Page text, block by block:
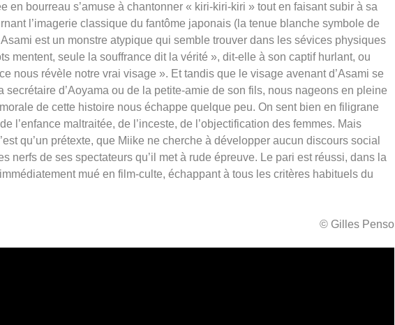
en bourreau s’amuse à chantonner « kiri-kiri-kiri » tout en faisant subir à sa
l’imagerie classique du fantôme japonais (la tenue blanche symbole de
est un monstre atypique qui semble trouver dans les sévices physiques
mentent, seule la souffrance dit la vérité », dit-elle à son captif hurlant, ou
nous révèle notre vrai visage ». Et tandis que le visage avenant d’Asami se
secrétaire d’Aoyama ou de la petite-amie de son fils, nous nageons en pleine
de cette histoire nous échappe quelque peu. On sent bien en filigrane
l’enfance maltraitée, de l’inceste, de l’objectification des femmes. Mais
qu’un prétexte, que Miike ne cherche à développer aucun discours social
nerfs de ses spectateurs qu’il met à rude épreuve. Le pari est réussi, dans la
mué en film-culte, échappant à tous les critères habituels du
© Gilles Penso